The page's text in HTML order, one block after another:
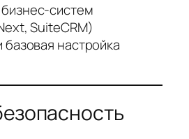
систем
SuiteCRM)
базовая настройка